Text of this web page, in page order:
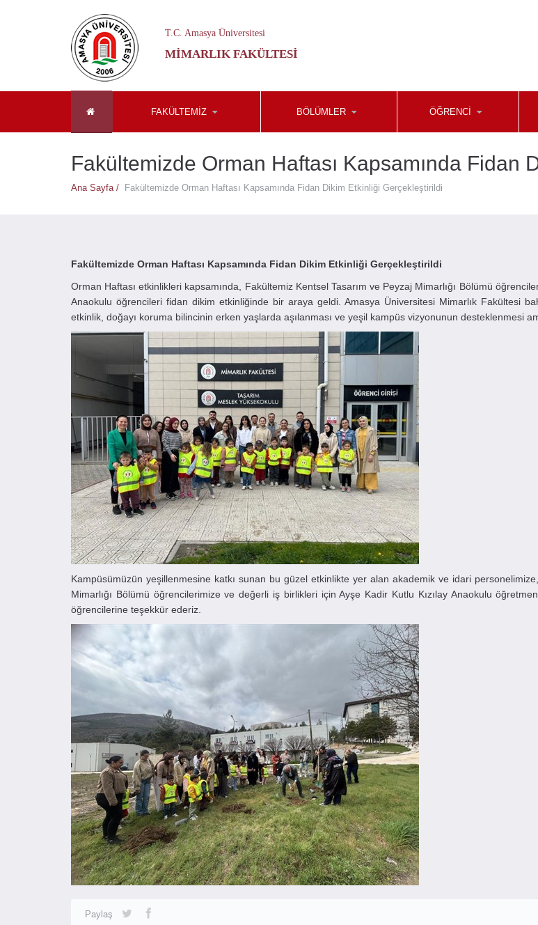
T.C. Amasya Üniversitesi
MIMARLIK FAKÜLTESI
FAKÜLTEMİZ BÖLÜMLER ÖĞRENCİ
Fakültemizde Orman Haftası Kapsamında Fidan
Ana Sayfa / Fakültemizde Orman Haftası Kapsamında Fidan Dikim Etkinliği Gerçekleştirildi
Fakültemizde Orman Haftası Kapsamında Fidan Dikim Etkinliği Gerçekleştirildi
Orman Haftası etkinlikleri kapsamında, Fakültemiz Kentsel Tasarım ve Peyzaj Mimarlığı Bölümü
Anaokulu öğrencileri fidan dikim etkinliğinde bir araya geldi. Amasya Üniversitesi Mimarlık Fakültesi
etkinlik, doğayı koruma bilincinin erken yaşlarda aşılanması ve yeşil kampüs vizyonunun desteklenmesi
Kampüsümüzün yeşillenmesine katkı sunan bu güzel etkinlikte yer alan akademik ve idari
Mimarlığı Bölümü öğrencilerimize ve değerli iş birlikleri için Ayşe Kadir Kutlu Kızılay Anaokulu
öğrencilerine teşekkür ederiz.
Paylaş